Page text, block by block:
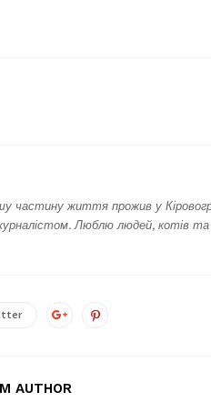
частину життя прожив у
Люблю людей, котів та
AUTHOR